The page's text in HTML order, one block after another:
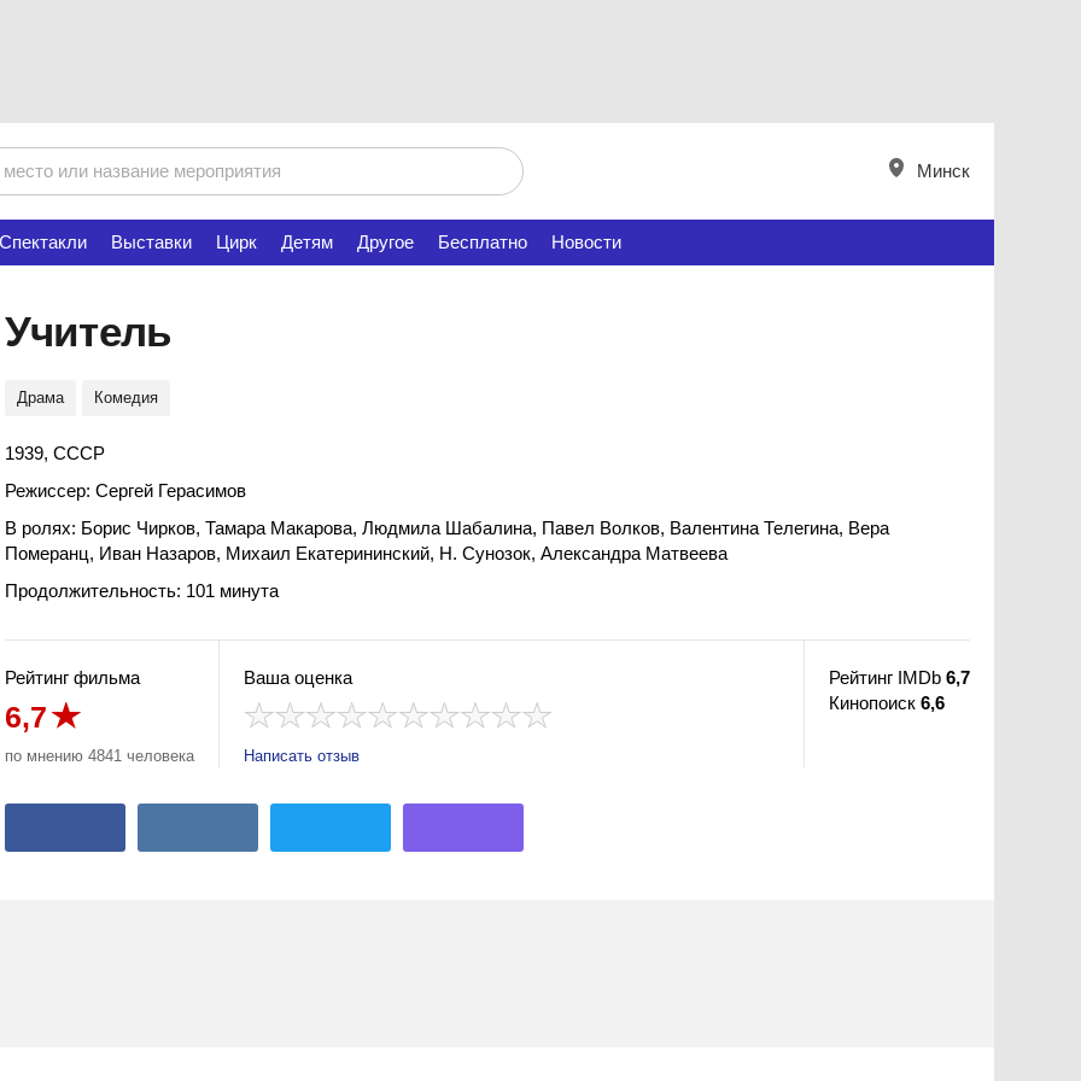
Минск
Спектакли Выставки Цирк Детям Другое Бесплатно Новости
Учитель
Драма Комедия
1939, СССР
Режиссер: Сергей Герасимов
В ролях: Борис Чирков, Тамара Макарова, Людмила Шабалина, Павел Волков, Валентина Телегина, Вера
Померанц, Иван Назаров, Михаил Екатерининский, Н. Сунозок, Александра Матвеева
Продолжительность: 101 минута
Рейтинг фильма
6,7
по мнению 4841 человека
Ваша оценка
Написать отзыв
Рейтинг IMDb 6,7
Кинопоиск 6,6